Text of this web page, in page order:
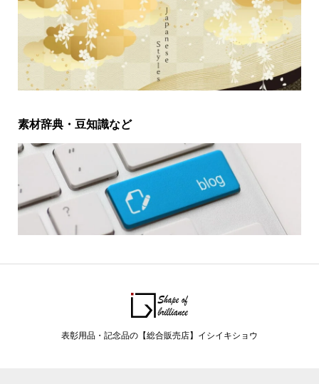
素材辞典・豆知識など
表彰用品・記念品の【総合販売店】イシイキショウ